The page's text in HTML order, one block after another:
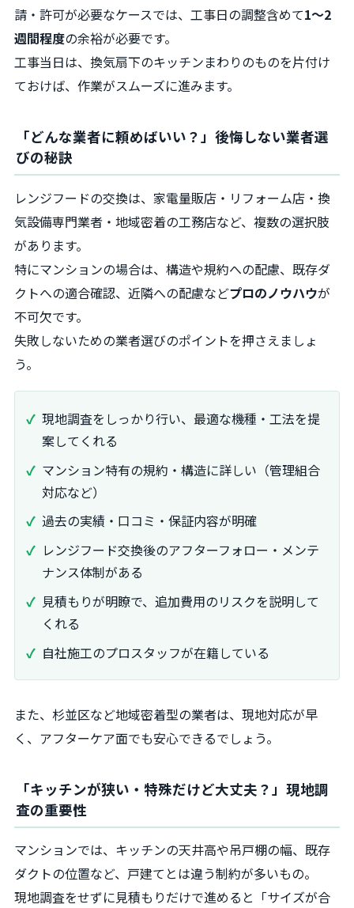
請・許可が必要なケースでは、工事日の調整含めて1〜2
週間程度の余裕が必要です。
工事当日は、換気扇下のキッチンまわりのものを片付け
ておけば、作業がスムーズに進みます。
「どんな業者に頼めばいい？」後悔しない業者選
びの秘訣
レンジフードの交換は、家電量販店・リフォーム店・換
気設備専門業者・地域密着の工務店など、複数の選択肢
があります。
特にマンションの場合は、構造や規約への配慮、既存ダ
クトへの適合確認、近隣への配慮などプロのノウハウが
不可欠です。
失敗しないための業者選びのポイントを押さえましょ
う。
現地調査をしっかり行い、最適な機種・工法を提
案してくれる
マンション特有の規約・構造に詳しい（管理組合
対応など）
過去の実績・口コミ・保証内容が明確
レンジフード交換後のアフターフォロー・メンテ
ナンス体制がある
見積もりが明瞭で、追加費用のリスクを説明して
くれる
自社施工のプロスタッフが在籍している
また、杉並区など地域密着型の業者は、現地対応が早
く、アフターケア面でも安心できるでしょう。
「キッチンが狭い・特殊だけど大丈夫？」現地調
査の重要性
マンションでは、キッチンの天井高や吊戸棚の幅、既存
ダクトの位置など、戸建てとは違う制約が多いもの。
現地調査をせずに見積もりだけで進めると「サイズが合